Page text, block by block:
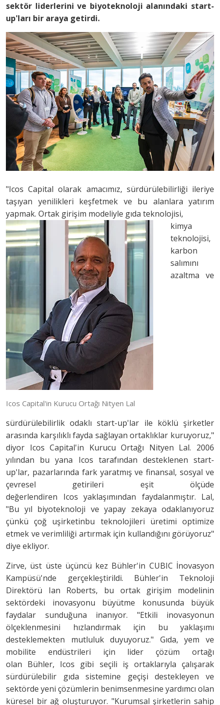
sektör liderlerini ve biyoteknoloji alanındaki start-
up'ları bir araya getirdi.
"Icos Capital olarak amacımız, sürdürülebilirliği ileriye
taşıyan yenilikleri keşfetmek ve bu alanlara yatırım
yapmak. Ortak girişim modeliyle gıda teknolojisi,
Icos Capital'in Kurucu Ortağı Nityen Lal
kimya
teknolojisi,
karbon
salımını
azaltma ve
sürdürülebilirlik odaklı start-up'lar ile köklü şirketler
arasında karşılıklı fayda sağlayan ortaklıklar kuruyoruz,"
diyor Icos Capital'in Kurucu Ortağı Nityen Lal. 2006
yılından bu yana Icos tarafından desteklenen start-
up'lar, pazarlarında fark yaratmış ve finansal, sosyal ve
çevresel getirileri eşit ölçüde
değerlendiren Icos yaklaşımından faydalanmıştır. Lal,
"Bu yıl biyoteknoloji ve yapay zekaya odaklanıyoruz
çünkü çoğ uşirketinbu teknolojileri üretimi optimize
etmek ve verimliliği artırmak için kullandığını görüyoruz"
diye ekliyor.
Zirve, üst üste üçüncü kez Bühler'in CUBIC İnovasyon
Kampüsü'nde gerçekleştirildi. Bühler'in Teknoloji
Direktörü Ian Roberts, bu ortak girişim modelinin
sektördeki inovasyonu büyütme konusunda büyük
faydalar sunduğuna inanıyor. "Etkili inovasyonun
ölçeklenmesini hızlandırmak için bu yaklaşımı
desteklemekten mutluluk duyuyoruz." Gıda, yem ve
mobilite endüstrileri için lider çözüm ortağı
olan Bühler, Icos gibi seçili iş ortaklarıyla çalışarak
sürdürülebilir gıda sistemine geçişi destekleyen ve
sektörde yeni çözümlerin benimsenmesine yardımcı olan
küresel bir ağ oluşturuyor. "Kurumsal şirketlerin sahip